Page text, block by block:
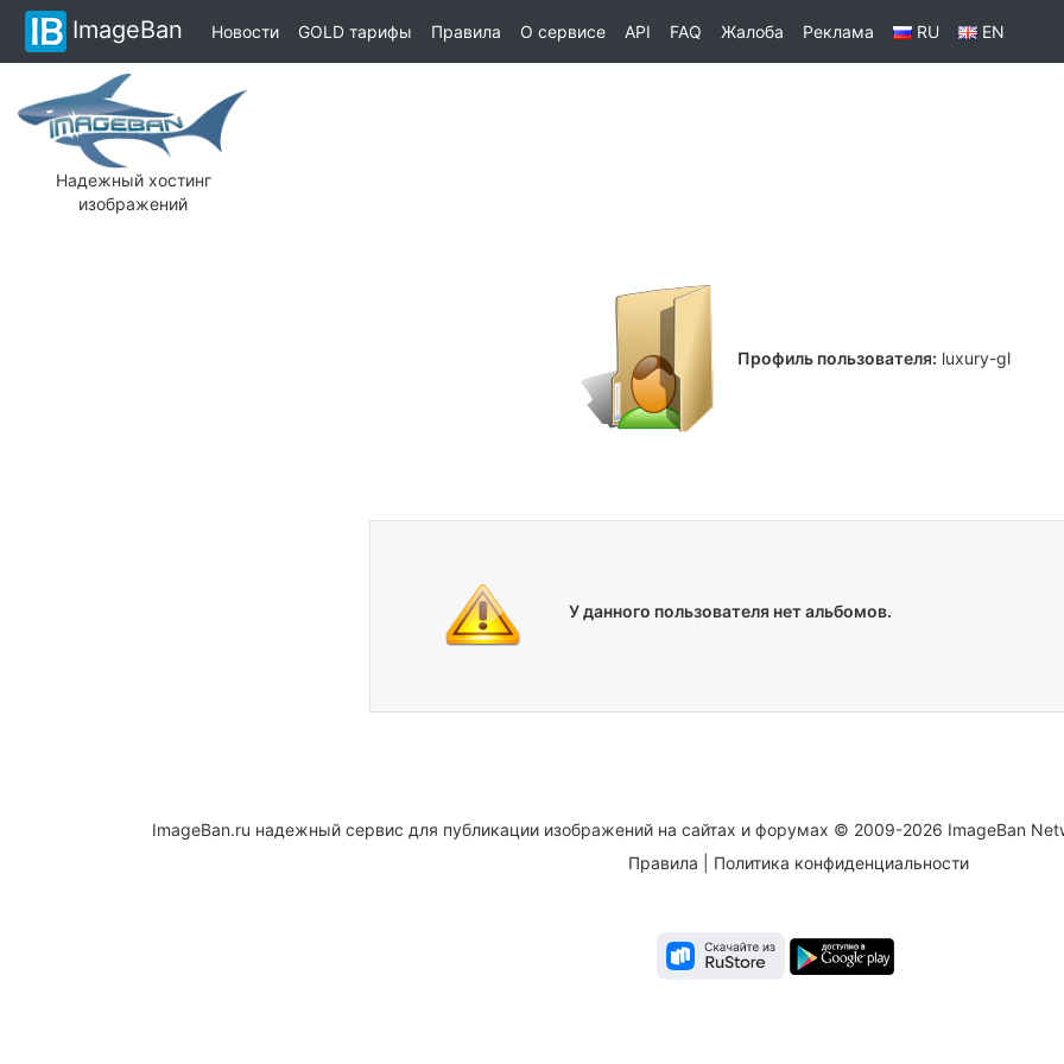
ImageBan Новости GOLD тарифы Правила О сервисе API FAQ Жалоба Реклама RU EN
Надежный хостинг
изображений
Профиль пользователя: luxury-gl
У данного пользователя нет альбомов.
ImageBan.ru надежный сервис для публикации изображений на сайтах и форумах © 2009-2026 ImageBan
Правила
Политика конфиденциальности